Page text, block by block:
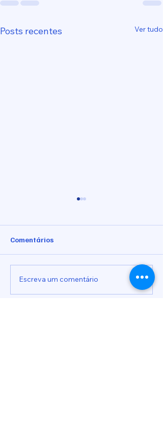
Posts recentes Ver tudo
Indicação nº 1090/2026
Comentários
Escreva um comentário